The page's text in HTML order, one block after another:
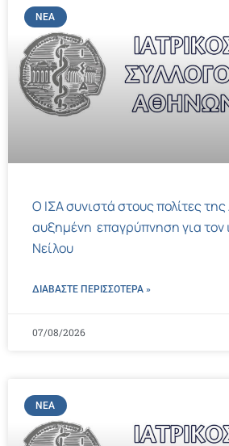
ΝΈΑ
Ο ΙΣΑ συνιστά στους πολίτες
αυξημένη επαγρύπνηση για τον
Νείλου
ΔΙΑΒΑΣΤΕ ΠΕΡΙΣΣΌΤΕΡΑ »
07/08/2026
ΝΈΑ